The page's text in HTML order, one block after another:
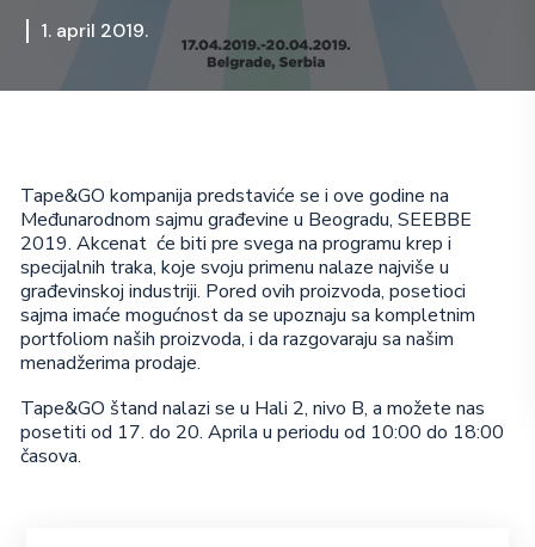
1. april 2019.
Tape&GO kompanija predstaviće se i ove godine na
Međunarodnom sajmu građevine u Beogradu, SEEBBE
2019. Akcenat će biti pre svega na programu krep i
specijalnih traka, koje svoju primenu nalaze najviše u
građevinskoj industriji. Pored ovih proizvoda, posetioci
sajma imaće mogućnost da se upoznaju sa kompletnim
portfoliom naših proizvoda, i da razgovaraju sa našim
menadžerima prodaje.
Tape&GO štand nalazi se u Hali 2, nivo B, a možete nas
posetiti od 17. do 20. Aprila u periodu od 10:00 do 18:00
časova.